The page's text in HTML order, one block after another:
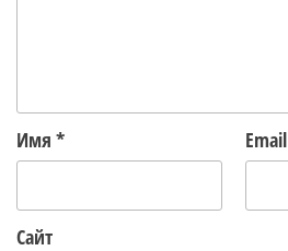
Имя * Email
Сайт